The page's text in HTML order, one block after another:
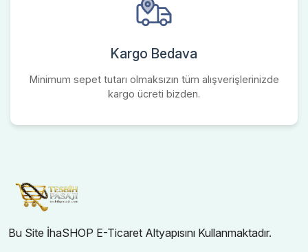
Kargo Bedava
Minimum sepet tutarı olmaksızın tüm alışverişlerinizde
kargo ücreti bizden.
Bu Site İhaSHOP E-Ticaret Altyapısını Kullanmaktadır.